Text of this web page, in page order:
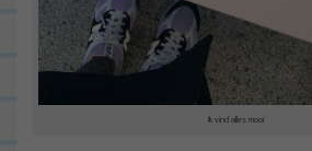
Ik vind alles mooi